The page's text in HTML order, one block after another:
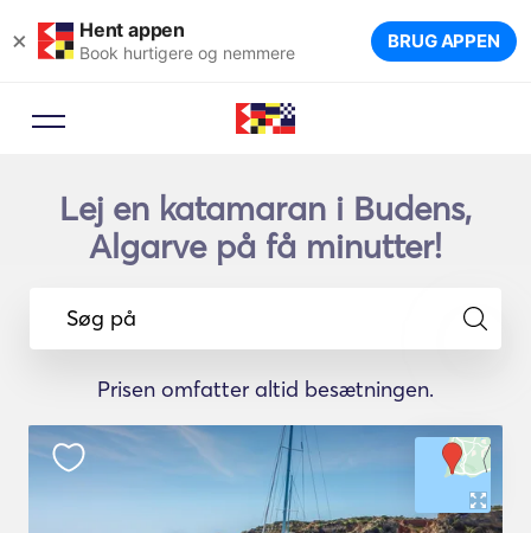
× Hent appen
Book hurtigere og nemmere BRUG APPEN
Lej en katamaran i Budens,
Algarve på få minutter!
Søg på
Prisen omfatter altid besætningen.